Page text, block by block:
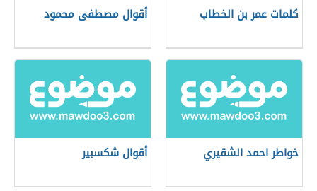
كلمات عمر بن الخطاب أقوال مصطفى محمود
خواطر احمد الشقيري أقوال شكسبير